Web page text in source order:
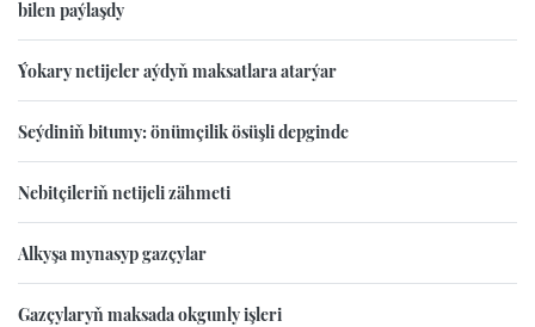
bilen paýlaşdy
Ýokary netijeler aýdyň maksatlara atarýar
Seýdiniň bitumy: önümçilik ösüşli depginde
Nebitçileriň netijeli zähmeti
Alkyşa mynasyp gazçylar
Gazçylaryň maksada okgunly işleri